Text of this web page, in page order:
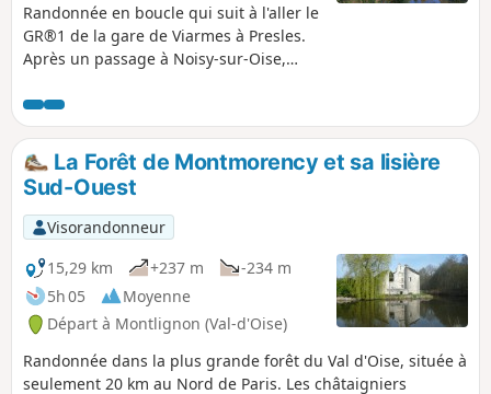
Randonnée en boucle qui suit à l'aller le
GR®1 de la gare de Viarmes à Presles.
Après un passage à Noisy-sur-Oise,
le GR®1 pénètre dans la Forêt de
Carnelle, longe le Lac Bleu et passe près
de l'allée couverte de la Pierre
Turquaise. Pour le retour, le parcours
longe les trois plans d'eau de la Forêt de
Carnelle. Avant l'arrivée à la gare, le
circuit permet de découvrir un des
nombreux lavoirs de Viarmes.
La Forêt de Montmorency et sa lisière
Sud-Ouest
Visorandonneur
15,29 km
+237 m
-234 m
5h 05
Moyenne
Départ à Montlignon (Val-d'Oise)
Randonnée dans la plus grande forêt du Val d'Oise, située à
seulement 20 km au Nord de Paris. Les châtaigniers